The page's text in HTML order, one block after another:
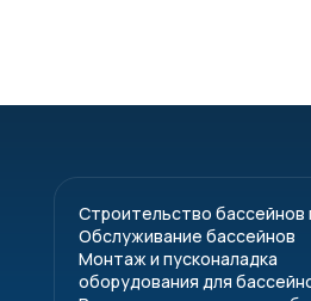
Строительство бассейнов
Обслуживание бассейнов
Монтаж и пусконаладка
оборудования для